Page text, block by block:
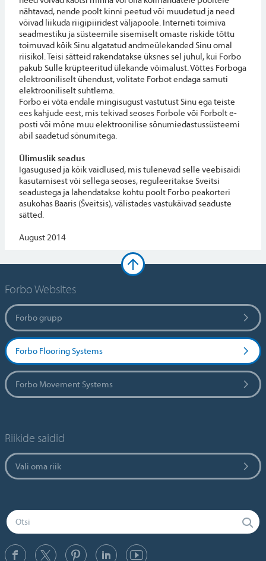
nähtavad, nende poolt kinni peetud või muudetud ja need
võivad liikuda riigipiiridest väljapoole. Interneti toimiva
seadmestiku ja süsteemile sisemiselt omaste riskide tõttu
toimuvad kõik Sinu algatatud andmeülekanded Sinu omal
riisikol. Teisi sätteid rakendatakse üksnes sel juhul, kui Forbo
pakub Sulle krüpteeritud ülekande võimalust. Võttes Forboga
elektrooniliselt ühendust, volitate Forbot endaga samuti
elektrooniliselt suhtlema.
Forbo ei võta endale mingisugust vastutust Sinu ega teiste
ees kahjude eest, mis tekivad seoses Forbole või Forbolt e-
posti või mõne muu elektroonilise sõnumiedastussüsteemi
abil saadetud sõnumitega.
Ülimuslik seadus
Igasugused ja kõik vaidlused, mis tulenevad selle veebisaidi
kasutamisest või sellega seoses, reguleeritakse Šveitsi
seadustega ja lahendatakse kohtu poolt Forbo peakorteri
asukohas Baaris (Šveitsis), välistades vastukäivad seaduste
sätted.
August 2014
Forbo Websites
Forbo grupp
Forbo Flooring Systems
Forbo Movement Systems
Riikide saidid
Vali oma riik